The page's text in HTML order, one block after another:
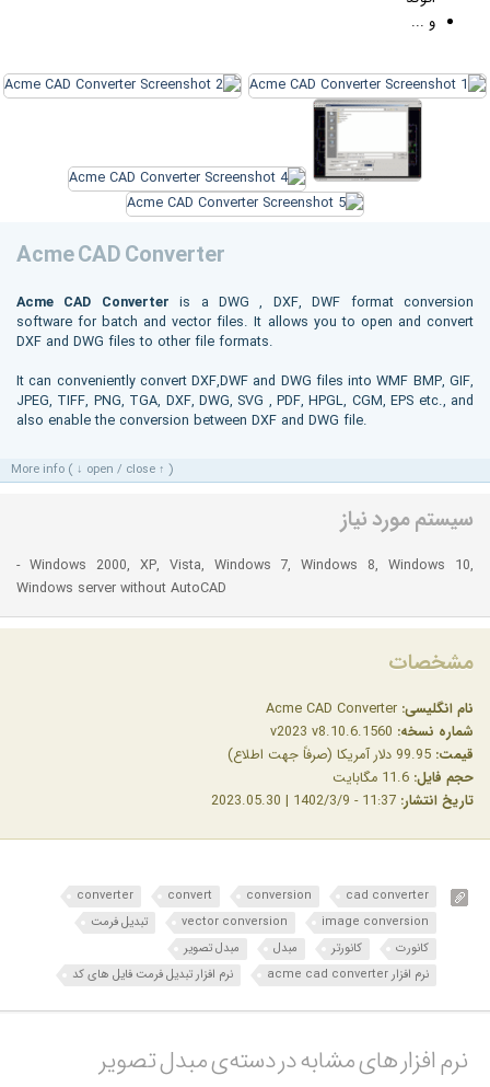
و ...
Acme CAD Converter
Acme CAD Converter is a DWG , DXF, DWF format conversion
software for batch and vector files. It allows you to open and convert
DXF and DWG files to other file formats.
It can conveniently convert DXF,DWF and DWG files into WMF BMP, GIF,
JPEG, TIFF, PNG, TGA, DXF, DWG, SVG , PDF, HPGL, CGM, EPS etc., and
also enable the conversion between DXF and DWG file.
More info ( ↓ open / close ↑ )
سیستم مورد نیاز
- Windows 2000, XP, Vista, Windows 7, Windows 8, Windows 10,
Windows server without AutoCAD
مشخصات
نام انگلیسی:
شماره نسخه:
قیمت:
حجم فایل:
تاریخ انتشار:
cad converter
conversion
convert
converter
image conversion
vector conversion
تبدیل فرمت
کانورت
کانورتر مبدل
مبدل تصویر
نرم افزار acme cad converter
نرم افزار تبدیل فرمت فایل های کد
نرم افزار های مشابه در دسته‌ی‌ مبدل تصویر‎